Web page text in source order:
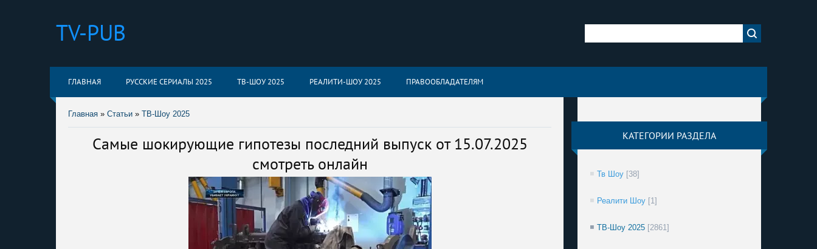
TV-PUB
ГЛАВНАЯ РУССКИЕ СЕРИАЛЫ 2025 ТВ-ШОУ 2025 РЕАЛИТИ-ШОУ 2025 ПРАВООБЛАДАТЕЛЯМ
Главная » Статьи » ТВ-Шоу 2025
Самые шокирующие гипотезы последний выпуск от 15.07.2025
смотреть онлайн
КАТЕГОРИИ РАЗДЕЛА
Тв Шоу [38]
Реалити Шоу [1]
ТВ-Шоу 2025 [2861]